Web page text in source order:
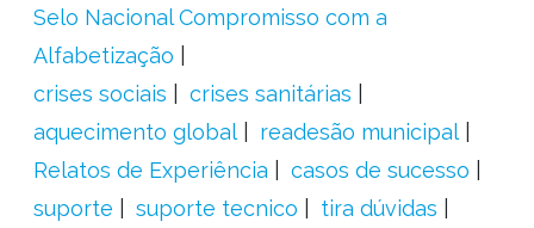
Selo Nacional Compromisso com a
Alfabetização
crises sociais
crises sanitárias
aquecimento global
readesão municipal
Relatos de Experiência
casos de sucesso
suporte
suporte tecnico
tira dúvidas